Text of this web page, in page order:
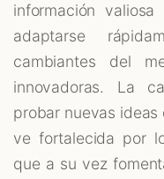
información
adaptarse
cambiantes del
innovadoras. La
probar nuevas
ve fortalecida por
que a su vez